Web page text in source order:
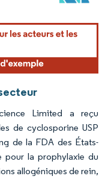
une attribution sous CC BY
Limited a reçu
de cyclosporine USP
de la FDA des États-
pour la prophylaxie du
allogéniques de rein,